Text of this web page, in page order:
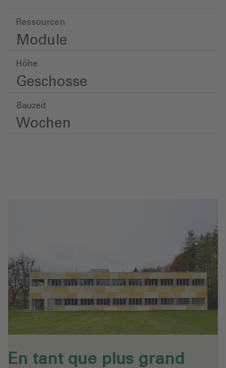
Ressourcen
Module
Höhe
Geschosse
Bauzeit
Wochen
En tant que plus grand